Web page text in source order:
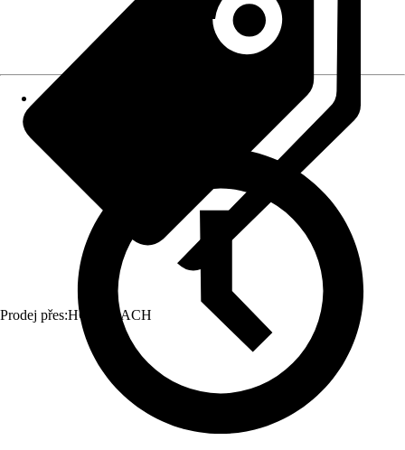
Prodej přes:HORNBACH